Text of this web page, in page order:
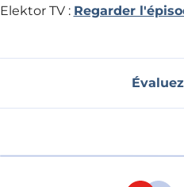
Elektor TV : Regarder